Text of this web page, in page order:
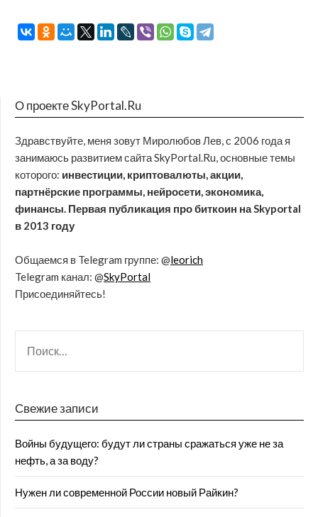
О проекте SkyPortal.Ru
Здравствуйте, меня зовут Миролюбов Лев, с 2006 года я
занимаюсь развитием сайта SkyPortal.Ru, основные темы
которого: инвестиции, криптовалюты, акции,
партнёрские программы, нейросети, экономика,
финансы. Первая публикация про биткоин на Skyportal
в 2013 году
Общаемся в Telegram группе: @leorich
Telegram канал: @SkyPortal
Присоединяйтесь!
Свежие записи
Войны будущего: будут ли страны сражаться уже не за
нефть, а за воду?
Нужен ли современной России новый Райкин?